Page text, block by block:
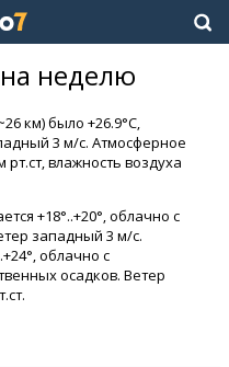
неделю
км) было +26.9°C,
3 м/с. Атмосферное
влажность воздуха
+18°..+20°, облачно с
западный 3 м/с.
облачно с
осадков. Ветер